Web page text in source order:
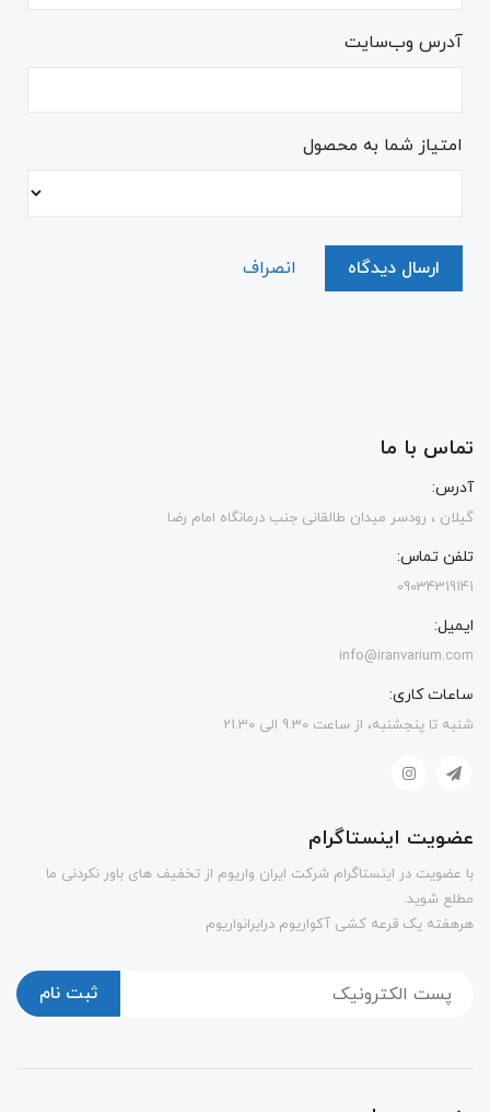
آدرس وب‌سایت
امتیاز شما به محصول
ارسال دیدگاه انصراف
تماس با ما
آدرس:
گیلان ، رودسر میدان طالقانی جنب درمانگاه امام رضا
تلفن تماس:
09034319141
ایمیل:
info@iranvarium.com
ساعات کاری:
شنبه تا پنجشنبه، از ساعت 9.30 الی 21.30
عضویت اینستاگرام
با عضویت در اینستاگرام شرکت ایران واریوم از تخفیف های باور نکردنی ما
مطلع شوید.
هرهفته یک قرعه کشی آکواریوم درایرانواریوم
ثبت نام